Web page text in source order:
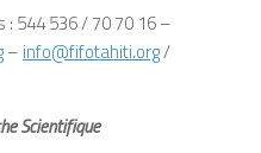
544 536 / 70 70 16 –
– info@fifotahiti.org/
Scientifique